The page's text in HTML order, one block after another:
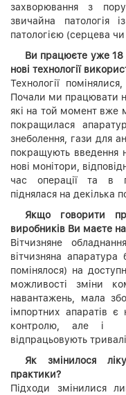
захворювання з
звичайна патологія
патологією (серцева чи
Ви працюєте уже 18
нові технології
Технології
Почали ми працювати
які на той момент вже
покращилася
знеболення, гази для
покращують введення
нові монітори,
час операції та в
піднялася на декілька
Якщо говорити
виробників Ви маєте
Вітчизняне
вітчизняна
помінялося) на
можливості зміни
навантажень, мала
імпортних апаратів
контролю, але і в
відпрацьовують
Як змінилося
практики?
Підходи змінилися